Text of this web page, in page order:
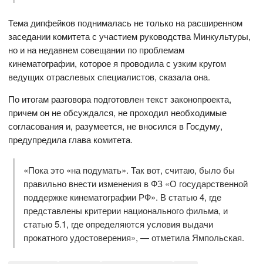
Тема дипфейков поднималась не только на расширенном
заседании комитета с участием руководства Минкультуры,
но и на недавнем совещании по проблемам
кинематографии, которое я проводила с узким кругом
ведущих отраслевых специалистов, сказала она.
По итогам разговора подготовлен текст законопроекта,
причем он не обсуждался, не проходил необходимые
согласования и, разумеется, не вносился в Госдуму,
предупредила глава комитета.
«Пока это «на подумать». Так вот, считаю, было бы
правильно внести изменения в ФЗ «О государственной
поддержке кинематографии РФ». В статью 4, где
представлены критерии национального фильма, и
статью 5.1, где определяются условия выдачи
прокатного удостоверения», — отметила Ямпольская.